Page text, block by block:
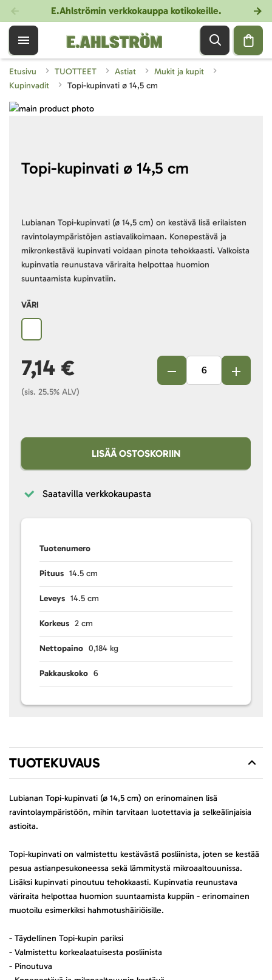
E.Ahlströmin verkkokauppa kotikokeille.
Etusivu TUOTTEET Astiat
Mukit ja kupit
Kupinvadit
Topi-kupinvati ø 14,5 cm
Topi-kupinvati ø 14,5 cm
Lubianan Topi-kupinvati (ø 14,5 cm) on kestävä lisä erilaisten
ravintolaympäristöjen astiavalikoimaan. Konepestävä ja
mikronkestävä kupinvati voidaan pinota tehokkaasti. Valkoista
kupinvatia reunustava väriraita helpottaa huomion
suuntaamista kupinvatiin.
VÄRI
7,14 €
(sis. 25.5% ALV)
LISÄÄ OSTOSKORIIN
Saatavilla verkkokaupasta
Tuotenumero
Pituus 14.5 cm
Leveys 14.5 cm
Korkeus 2 cm
Nettopaino 0,184 kg
Pakkauskoko 6
Skip
beginning
gallery
TUOTEKUVAUS
Lubianan Topi-kupinvati (ø 14,5 cm) on erinomainen lisä
ravintolaympäristöön, mihin tarvitaan luotettavia ja selkeälinjaisia
astioita.
Topi-kupinvati on valmistettu kestävästä posliinista, joten se kestää
pesua astianpesukoneessa sekä lämmitystä mikroaaltouunissa.
Lisäksi kupinvati pinoutuu tehokkaasti. Kupinvatia reunustava
väriraita helpottaa huomion suuntaamista kuppiin - erinomainen
muotoilu esimerkiksi hahmotushäiriöisille.
- Täydellinen Topi-kupin pariksi
- Valmistettu korkealaatuisesta posliinista
- Pinoutuva